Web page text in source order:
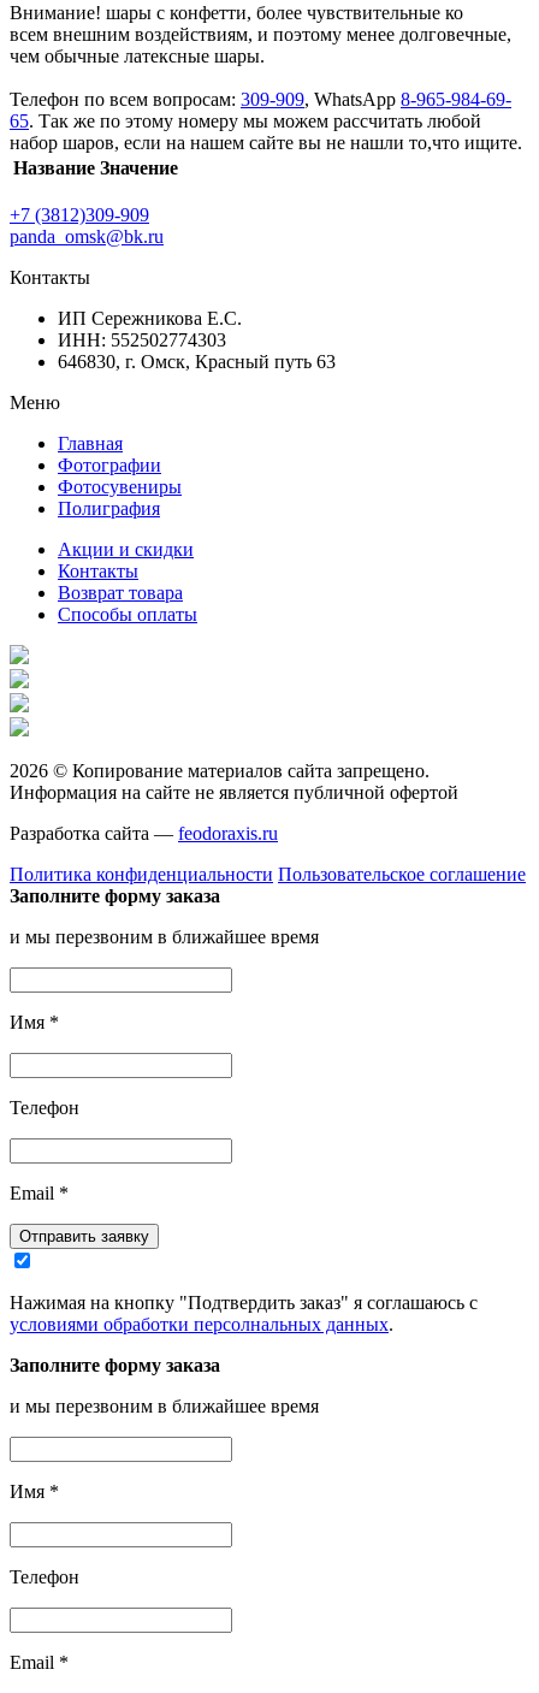
Внимание! шары с конфетти, более чувствительные ко
всем внешним воздействиям, и поэтому менее долговечные,
чем обычные латексные шары.
Телефон по всем вопросам: 309-909, WhatsApp 8-965-984-69-
65. Так же по этому номеру мы можем рассчитать любой
набор шаров, если на нашем сайте вы не нашли то,что ищите.
Название Значение
+7 (3812)309-909
panda_omsk@bk.ru
Контакты
ИП Сережникова Е.С.
ИНН: 552502774303
646830, г. Омск, Красный путь 63
Меню
Главная
Фотографии
Фотосувениры
Полиграфия
Акции и скидки
Контакты
Возврат товара
Способы оплаты
2026 © Копирование материалов сайта запрещено.
Информация на сайте не является публичной офертой
Разработка сайта — feodoraxis.ru
Политика конфиденциальности Пользовательское соглашение
Заполните форму заказа
и мы перезвоним в ближайшее время
Имя *
Телефон
Email *
Отправить заявку
Нажимая на кнопку "Подтвердить заказ" я соглашаюсь с
условиями обработки персолнальных данных.
Заполните форму заказа
и мы перезвоним в ближайшее время
Имя *
Телефон
Email *